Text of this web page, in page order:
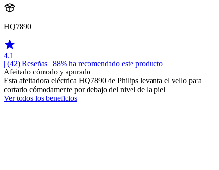
HQ7890
4.1
| (42) Reseñas | 88% ha recomendado este producto
Afeitado cómodo y apurado
Esta afeitadora eléctrica HQ7890 de Philips levanta el vello para
cortarlo cómodamente por debajo del nivel de la piel
Ver todos los beneficios